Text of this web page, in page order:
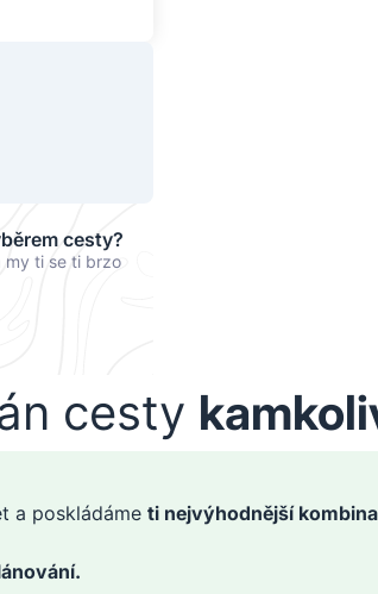
cesty?
my ti se ti brzo
cesty
a poskládáme ti nejvýhodnější